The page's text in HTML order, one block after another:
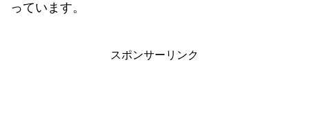
っています。
スポンサーリンク